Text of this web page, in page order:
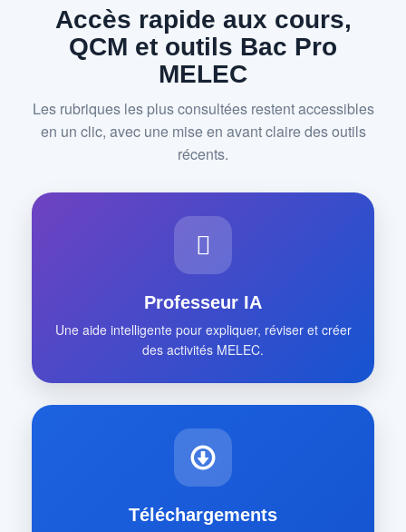
Accès rapide aux cours,
QCM et outils Bac Pro
MELEC
Les rubriques les plus consultées restent accessibles
en un clic, avec une mise en avant claire des outils
récents.
Professeur IA
Une aide intelligente pour expliquer, réviser et créer
des activités MELEC.
Téléchargements